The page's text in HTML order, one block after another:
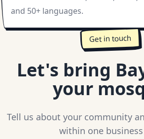
and 50+ languages.
Get in touch
Let's bring
your
Tell us about your community
within one business